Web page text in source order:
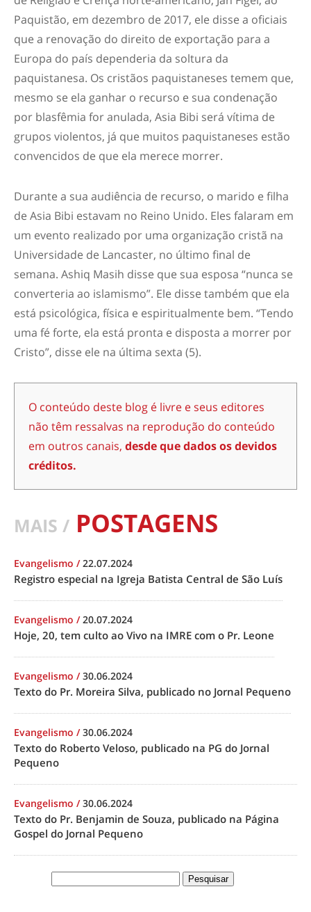
Paquistão, em dezembro de 2017, ele disse a oficiais
que a renovação do direito de exportação para a
Europa do país dependeria da soltura da
paquistanesa. Os cristãos paquistaneses temem que,
mesmo se ela ganhar o recurso e sua condenação
por blasfêmia for anulada, Asia Bibi será vítima de
grupos violentos, já que muitos paquistaneses estão
convencidos de que ela merece morrer.
Durante a sua audiência de recurso, o marido e filha
de Asia Bibi estavam no Reino Unido. Eles falaram em
um evento realizado por uma organização cristã na
Universidade de Lancaster, no último final de
semana. Ashiq Masih disse que sua esposa “nunca se
converteria ao islamismo”. Ele disse também que ela
está psicológica, física e espiritualmente bem. “Tendo
uma fé forte, ela está pronta e disposta a morrer por
Cristo”, disse ele na última sexta (5).
O conteúdo deste blog é livre e seus editores
não têm ressalvas na reprodução do conteúdo
em outros canais, desde que dados os devidos
créditos.
MAIS / POSTAGENS
Evangelismo /22.07.2024
Registro especial na Igreja Batista Central de São Luís
Evangelismo /20.07.2024
Hoje, 20, tem culto ao Vivo na IMRE com o Pr. Leone
Evangelismo /30.06.2024
Texto do Pr. Moreira Silva, publicado no Jornal Pequeno
Evangelismo /30.06.2024
Texto do Roberto Veloso, publicado na PG do Jornal
Pequeno
Evangelismo /30.06.2024
Texto do Pr. Benjamin de Souza, publicado na Página
Gospel do Jornal Pequeno